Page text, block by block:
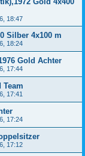
18:47
Silber 4x100 m
18:24
Gold Achter
17:44
Team
17:41
17:24
17:12